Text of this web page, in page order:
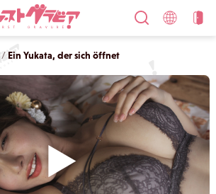
/ Ein Yukata, der sich öffnet